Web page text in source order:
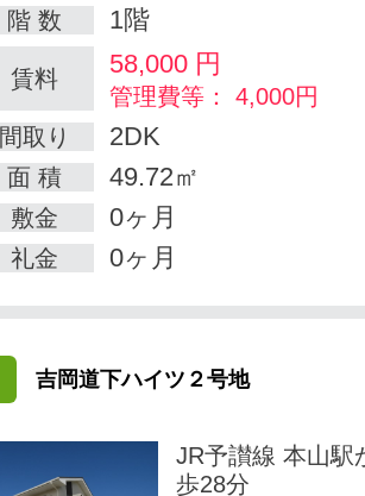
階 数 1階
賃料 58,000 円
管理費等： 4,000円
間取り
2DK
面 積 49.72㎡
敷金 0ヶ月
礼金 0ヶ月
吉岡道下ハイツ２号地
JR予讃線 本山駅
歩28分